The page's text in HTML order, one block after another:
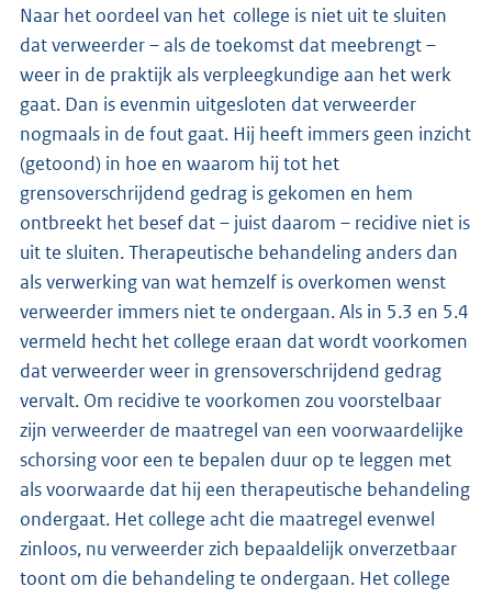
Naar het oordeel van het college is niet uit te sluiten
dat verweerder – als de toekomst dat meebrengt –
weer in de praktijk als verpleegkundige aan het werk
gaat. Dan is evenmin uitgesloten dat verweerder
nogmaals in de fout gaat. Hij heeft immers geen inzicht
(getoond) in hoe en waarom hij tot het
grensoverschrijdend gedrag is gekomen en hem
ontbreekt het besef dat – juist daarom – recidive niet is
uit te sluiten. Therapeutische behandeling anders dan
als verwerking van wat hemzelf is overkomen wenst
verweerder immers niet te ondergaan. Als in 5.3 en 5.4
vermeld hecht het college eraan dat wordt voorkomen
dat verweerder weer in grensoverschrijdend gedrag
vervalt. Om recidive te voorkomen zou voorstelbaar
zijn verweerder de maatregel van een voorwaardelijke
schorsing voor een te bepalen duur op te leggen met
als voorwaarde dat hij een therapeutische behandeling
ondergaat. Het college acht die maatregel evenwel
zinloos, nu verweerder zich bepaaldelijk onverzetbaar
toont om die behandeling te ondergaan. Het college